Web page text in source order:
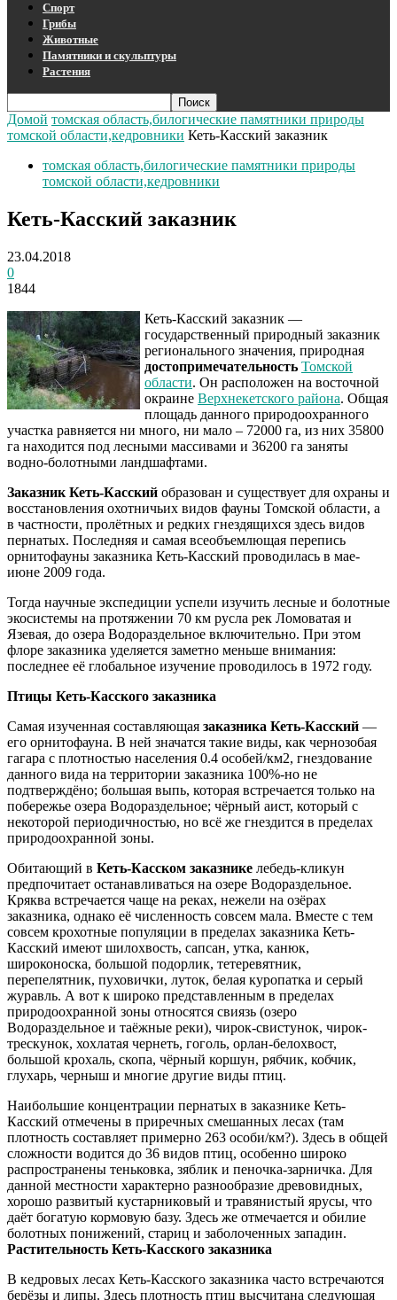
Спорт
Грибы
Животные
Памятники и скульптуры
Растения
Домой томская область,билогические памятники природы
томской области,кедровники Кеть-Касский заказник
томская область,билогические памятники природы
томской области,кедровники
Кеть-Касский заказник
23.04.2018
0
1844
Кеть-Касский заказник —
государственный природный заказник
регионального значения, природная
достопримечательность Томской
области. Он расположен на восточной
окраине Верхнекетского района. Общая
площадь данного природоохранного
участка равняется ни много, ни мало – 72000 га, из них 35800
га находится под лесными массивами и 36200 га заняты
водно-болотными ландшафтами.
Заказник Кеть-Касский образован и существует для охраны и
восстановления охотничьих видов фауны Томской области, а
в частности, пролётных и редких гнездящихся здесь видов
пернатых. Последняя и самая всеобъемлющая перепись
орнитофауны заказника Кеть-Касский проводилась в мае-
июне 2009 года.
Тогда научные экспедиции успели изучить лесные и болотные
экосистемы на протяжении 70 км русла рек Ломоватая и
Язевая, до озера Водораздельное включительно. При этом
флоре заказника уделяется заметно меньше внимания:
последнее её глобальное изучение проводилось в 1972 году.
Птицы Кеть-Касского заказника
Самая изученная составляющая заказника Кеть-Касский —
его орнитофауна. В ней значатся такие виды, как чернозобая
гагара с плотностью населения 0.4 особей/км2, гнездование
данного вида на территории заказника 100%-но не
подтверждёно; большая выпь, которая встречается только на
побережье озера Водораздельное; чёрный аист, который с
некоторой периодичностью, но всё же гнездится в пределах
природоохранной зоны.
Обитающий в Кеть-Касском заказнике лебедь-кликун
предпочитает останавливаться на озере Водораздельное.
Кряква встречается чаще на реках, нежели на озёрах
заказника, однако её численность совсем мала. Вместе с тем
совсем крохотные популяции в пределах заказника Кеть-
Касский имеют шилохвость, сапсан, утка, канюк,
широконоска, большой подорлик, тетеревятник,
перепелятник, пуховички, луток, белая куропатка и серый
журавль. А вот к широко представленным в пределах
природоохранной зоны относятся свиязь (озеро
Водораздельное и таёжные реки), чирок-свистунок, чирок-
трескунок, хохлатая чернеть, гоголь, орлан-белохвост,
большой крохаль, скопа, чёрный коршун, рябчик, кобчик,
глухарь, черныш и многие другие виды птиц.
Наибольшие концентрации пернатых в заказнике Кеть-
Касский отмечены в приречных смешанных лесах (там
плотность составляет примерно 263 особи/км?). Здесь в общей
сложности водится до 36 видов птиц, особенно широко
распространены теньковка, зяблик и пеночка-зарничка. Для
данной местности характерно разнообразие древовидных,
хорошо развитый кустарниковый и травянистый ярусы, что
даёт богатую кормовую базу. Здесь же отмечается и обилие
болотных понижений, стариц и заболоченных западин.
Растительность Кеть-Касского заказника
В кедровых лесах Кеть-Касского заказника часто встречаются
берёзы и липы. Здесь плотность птиц высчитана следующая